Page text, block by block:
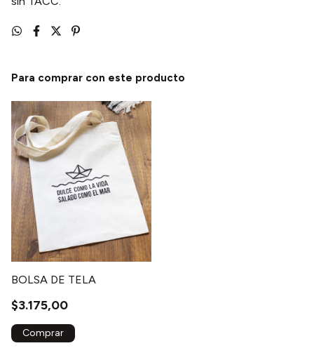
Para comprar con este producto
BOLSA DE TELA
$3.175,00